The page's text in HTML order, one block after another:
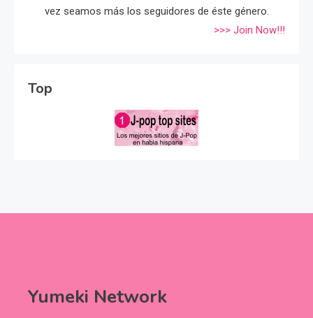
vez seamos más los seguidores de éste género.
>>> Join Now!!!
Top
Yumeki Network